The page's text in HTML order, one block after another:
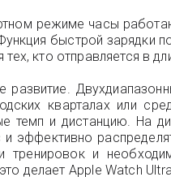
режиме часы
быстрой зарядки
кто отправляется в
развитие.
кварталах или
темп и дистанцию.
тренировок и
делает Apple Watch